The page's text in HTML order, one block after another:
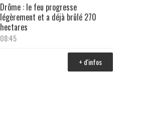
Drôme : le feu progresse
légèrement et a déjà brûlé 270
hectares
08:45
+ d'infos